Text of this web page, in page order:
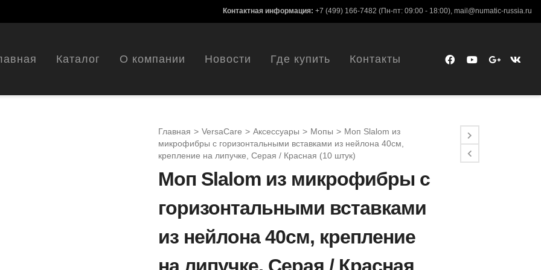
Контактная информация: +7 (499) 166-7482 (Пн-пт: 09:00 - 18:00), mail@numatic-russia.ru
Каталог О компании Новости Где купить Контакты
Главная > VersaCare > Аксессуары > Мопы > Моп Slalom из
микрофибры с горизонтальными вставками из нейлона 40см,
крепление на липучке, Серая / Красная (10 штук)
Моп Slalom из микрофибры с
горизонтальными вставками
из нейлона 40см, крепление